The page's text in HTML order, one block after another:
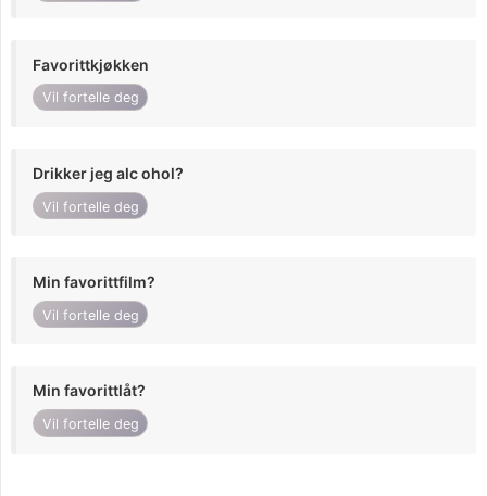
Favorittkjøkken
Vil fortelle deg
Drikker jeg alc ohol?
Vil fortelle deg
Min favorittfilm?
Vil fortelle deg
Min favorittlåt?
Vil fortelle deg